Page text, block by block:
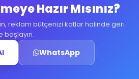
Hazır Mısınız?
reklam bütçenizi katlar halinde geri
başlayın.
WhatsApp